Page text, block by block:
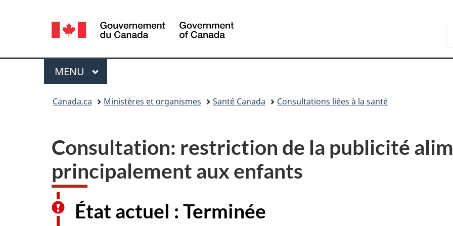
sujet
HTML
Sélection
de
la
langue
Canada
Menu
MENU PRINCIPAL
Canada.ca Ministères et organismes Santé Canada Consultations liées à la santé
Consultation: restriction de la publicité
principalement aux enfants
État actuel : Terminée